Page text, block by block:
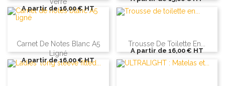
A partir de16,00 €HT
Carnet De Notes Blanc A5
Ligné
A partir de16,00 €HT
Trousse De Toilette En...
A partir de16,00 €HT